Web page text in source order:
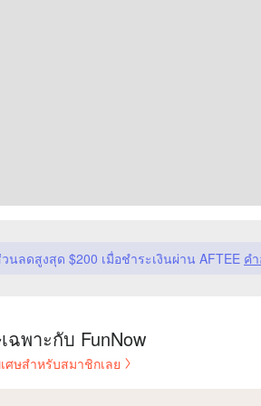
นลดสูงสุด $200 เมื่อชำระเงินผ่าน AFTEE ค
ฉพาะกับ FunNow
ศษสำหรับสมาชิกเลย